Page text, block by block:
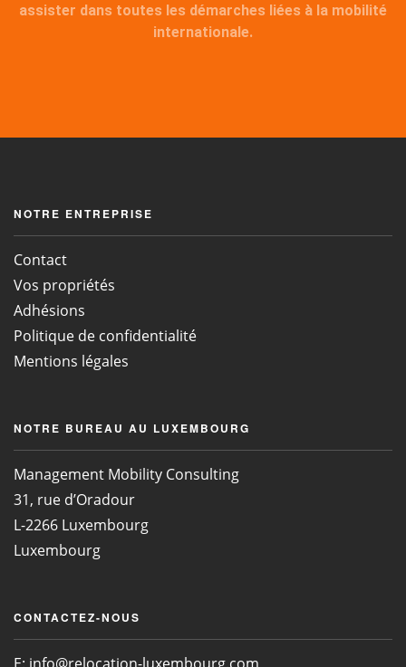
assister dans toutes les démarches liées à la mobilité
internationale.
NOTRE ENTREPRISE
Contact
Vos propriétés
Adhésions
Politique de confidentialité
Mentions légales
NOTRE BUREAU AU LUXEMBOURG
Management Mobility Consulting
31, rue d’Oradour
L-2266 Luxembourg
Luxembourg
CONTACTEZ-NOUS